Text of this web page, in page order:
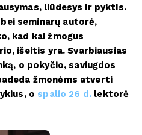
liūdesys ir pyktis.
seminarų autorė,
kad kai žmogus
išeitis yra. Svarbiausias
o pokyčio, saviugdos
žmonėms atverti
o spalio 26 d. lektorė